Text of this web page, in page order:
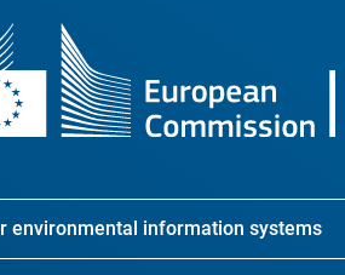
environmental information systems